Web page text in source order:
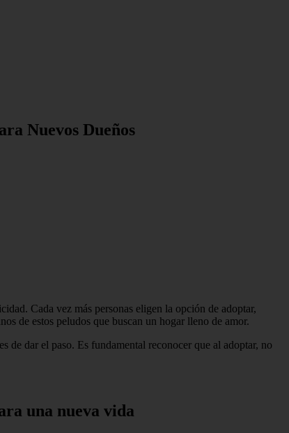
Nuevos Dueños
Cada vez más personas eligen la opción de adoptar,
de estos peludos que buscan un hogar lleno de amor.
de dar el paso. Es fundamental reconocer que al adoptar, no
una nueva vida